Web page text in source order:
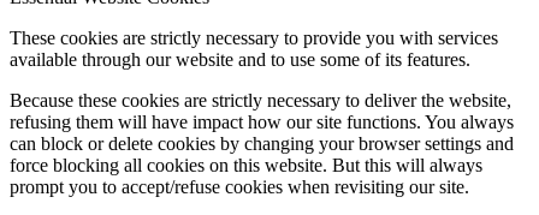
These cookies are strictly necessary to provide you with services
available through our website and to use some of its features.
Because these cookies are strictly necessary to deliver the website,
refusing them will have impact how our site functions. You always
can block or delete cookies by changing your browser settings and
force blocking all cookies on this website. But this will always
prompt you to accept/refuse cookies when revisiting our site.